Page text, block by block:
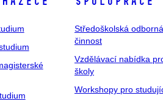
Středoškolská odborná
činnost
Vzdělávací nabídka
školy
Workshopy pro